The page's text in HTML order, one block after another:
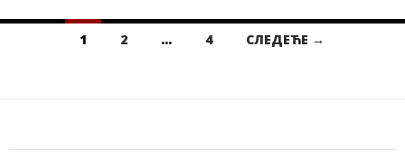
чланака
1 2 … 4 СЛЕДЕЋЕ →